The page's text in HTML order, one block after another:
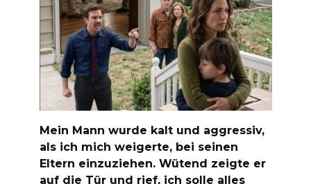
Mein Mann wurde kalt und aggressiv,
als ich mich weigerte, bei seinen
Eltern einzuziehen. Wütend zeigte er
auf die Tür und rief, ich solle alles